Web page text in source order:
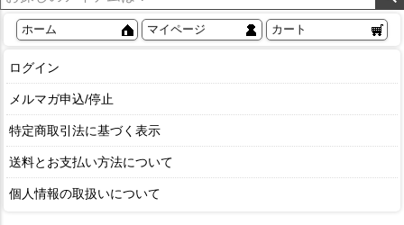
ホーム マイページ カート
ログイン
メルマガ申込/停止
特定商取引法に基づく表示
送料とお支払い方法について
個人情報の取扱いについて